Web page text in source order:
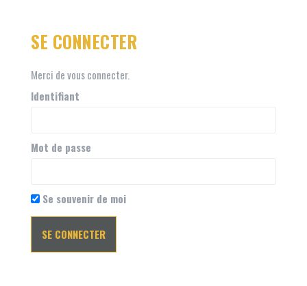
SE CONNECTER
Merci de vous connecter.
Identifiant
Mot de passe
Se souvenir de moi